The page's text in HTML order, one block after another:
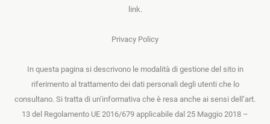
link.
Privacy Policy
In questa pagina si descrivono le modalità di gestione del sito in
riferimento al trattamento dei dati personali degli utenti che lo
consultano. Si tratta di un’informativa che è resa anche ai sensi dell’art.
13 del Regolamento UE 2016/679 applicabile dal 25 Maggio 2018 –